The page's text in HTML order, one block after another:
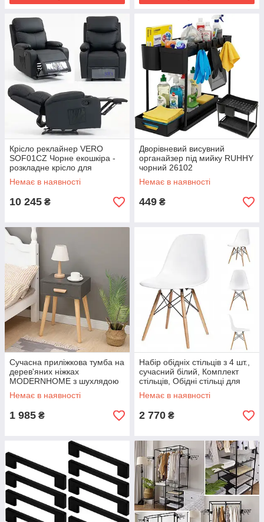
Крісло реклайнер VERO
SOF01CZ Чорне екошкіра -
розкладне крісло для
домашнього кінотеатру,
Педікюрне крісло
Немає в наявності
10 245 ₴
Дворівневий висувний
органайзер під мийку RUHHY
чорний 26102
Немає в наявності
449 ₴
Сучасна приліжкова тумба на
дерев'яних ніжках
MODERNHOME з шухлядою
Немає в наявності
1 985 ₴
Набір обідніх стільців з 4 шт.,
сучасний білий, Комплект
стільців, Обідні стільці для
вітальні
Немає в наявності
2 770 ₴